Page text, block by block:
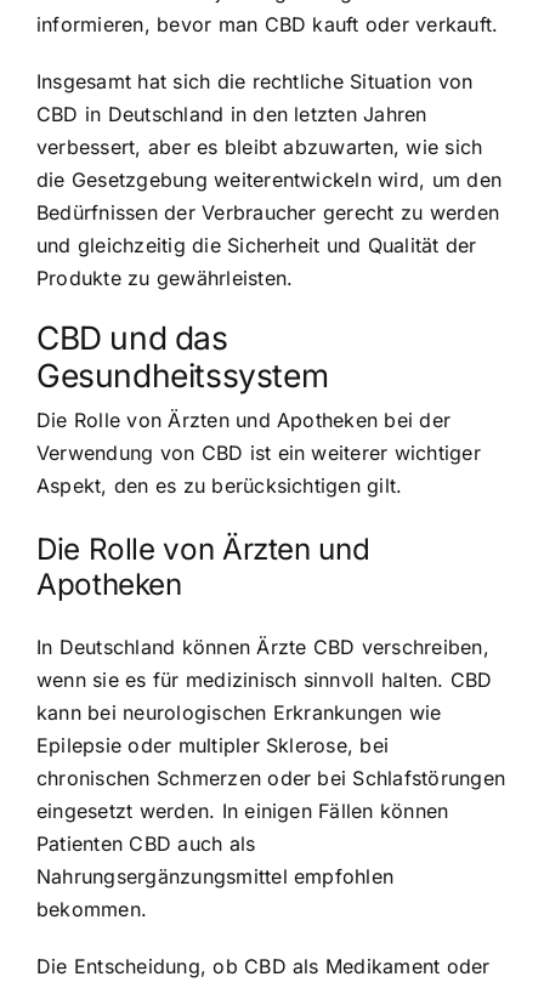
informieren, bevor man CBD kauft oder verkauft.
Insgesamt hat sich die rechtliche Situation von
CBD in Deutschland in den letzten Jahren
verbessert, aber es bleibt abzuwarten, wie sich
die Gesetzgebung weiterentwickeln wird, um den
Bedürfnissen der Verbraucher gerecht zu werden
und gleichzeitig die Sicherheit und Qualität der
Produkte zu gewährleisten.
CBD und das
Gesundheitssystem
Die Rolle von Ärzten und Apotheken bei der
Verwendung von CBD ist ein weiterer wichtiger
Aspekt, den es zu berücksichtigen gilt.
Die Rolle von Ärzten und
Apotheken
In Deutschland können Ärzte CBD verschreiben,
wenn sie es für medizinisch sinnvoll halten. CBD
kann bei neurologischen Erkrankungen wie
Epilepsie oder multipler Sklerose, bei
chronischen Schmerzen oder bei Schlafstörungen
eingesetzt werden. In einigen Fällen können
Patienten CBD auch als
Nahrungsergänzungsmittel empfohlen
bekommen.
Die Entscheidung, ob CBD als Medikament oder